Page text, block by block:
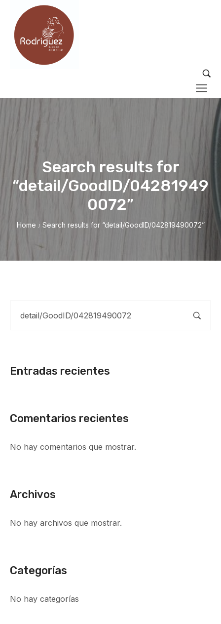
Search results for
“detail/GoodID/04281949
0072”
Home / Search results for “detail/GoodID/042819490072”
Entradas recientes
Comentarios recientes
No hay comentarios que mostrar.
Archivos
No hay archivos que mostrar.
Categorías
No hay categorías